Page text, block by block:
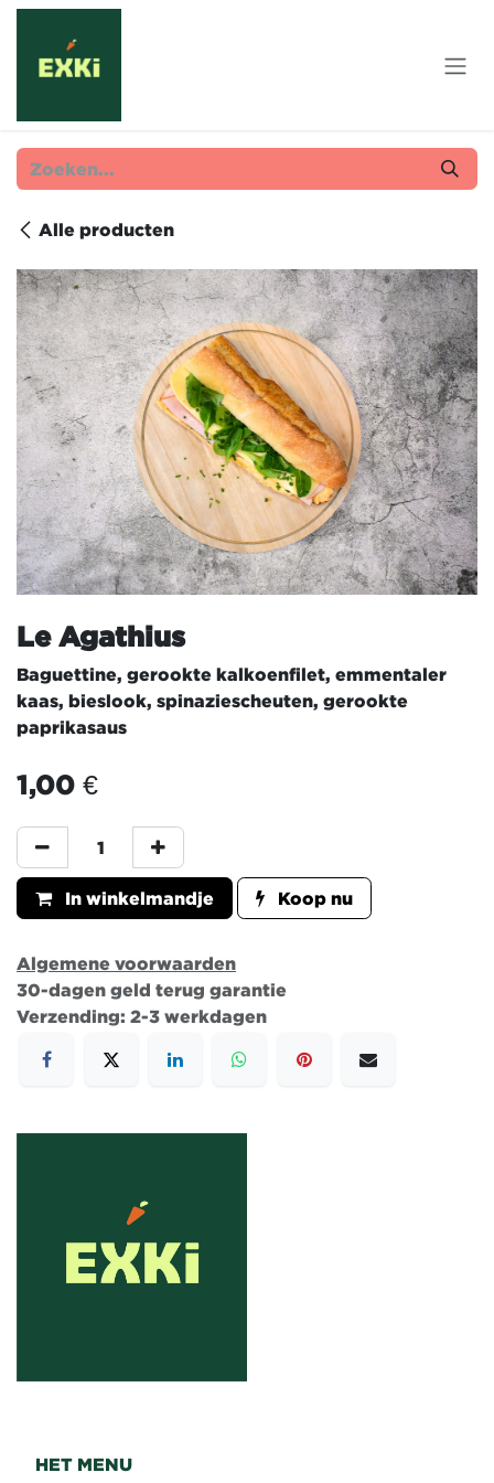
Overslaan naar inhoud
Alle producten
Le Agathius
Baguettine, gerookte kalkoenfilet, emmentaler
kaas, bieslook, spinaziescheuten, gerookte
paprikasaus
1,00 €
In winkelmandje Koop nu
Algemene voorwaarden
30-dagen geld terug garantie
Verzending: 2-3 werkdagen
HET MENU